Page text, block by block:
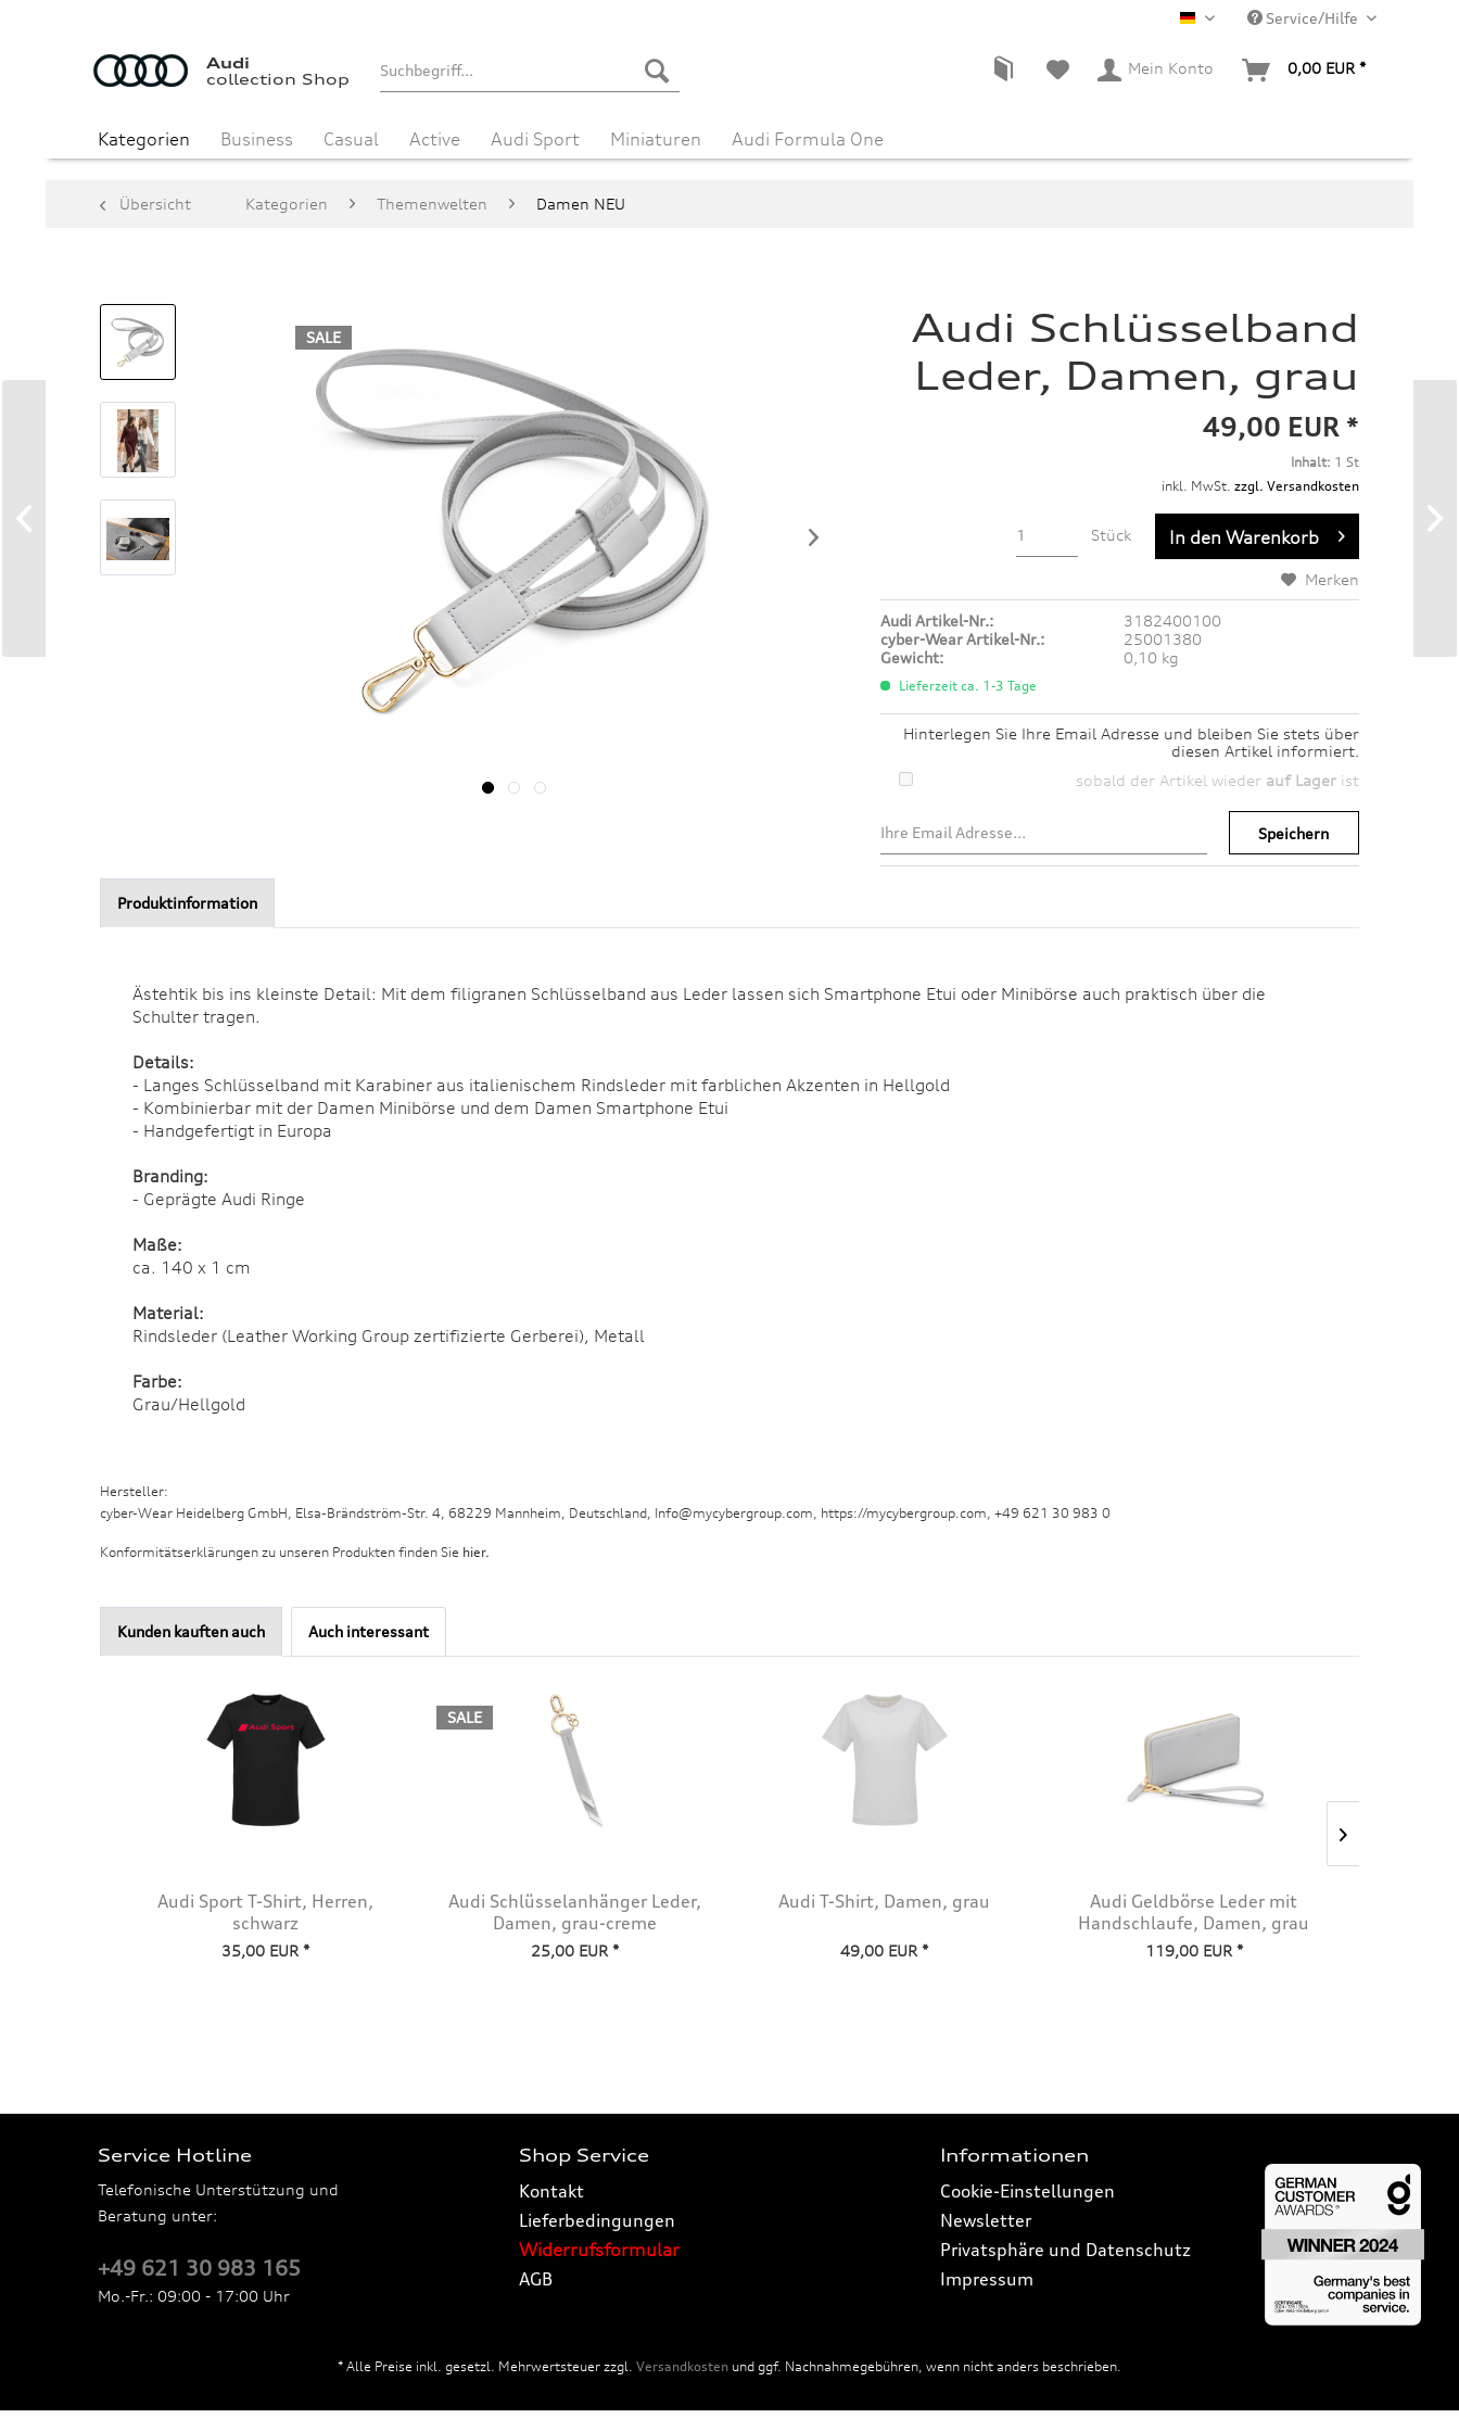
DE Service/Hilfe
Audi
collection Shop
Mein Konto 0,00 EUR *
Kategorien Business Casual Active Audi Sport Miniaturen Audi Formula One
Übersicht Kategorien Themenwelten Damen NEU
SALE
Audi Schlüsselband
Leder, Damen, grau
49,00 EUR *
Inhalt: 1 St
inkl. MwSt. zzgl. Versandkosten
Stück In den Warenkorb
Merken
Audi Artikel-Nr.:
3182400100
cyber-Wear Artikel-Nr.:
25001380
Gewicht:
0,10 kg
Lieferzeit ca. 1-3 Tage
Hinterlegen Sie Ihre Email Adresse und bleiben Sie stets über
diesen Artikel informiert.
sobald der Artikel wieder auf Lagerist
Speichern
Produktinformation
Ästehtik bis ins kleinste Detail: Mit dem filigranen Schlüsselband aus Leder lassen sich Smartphone Etui oder Minibörse auch praktisch über die
Schulter tragen.
Details:
- Langes Schlüsselband mit Karabiner aus italienischem Rindsleder mit farblichen Akzenten in Hellgold
- Kombinierbar mit der Damen Minibörse und dem Damen Smartphone Etui
- Handgefertigt in Europa
Branding:
- Geprägte Audi Ringe
Maße:
ca. 140 x 1 cm
Material:
Rindsleder (Leather Working Group zertifizierte Gerberei), Metall
Farbe:
Grau/Hellgold
Hersteller:
cyber-Wear Heidelberg GmbH, Elsa-Brändström-Str. 4, 68229 Mannheim, Deutschland, Info@mycybergroup.com, https://mycybergroup.com, +49 621 30 983 0
Konformitätserklärungen zu unseren Produkten finden Sie hier.
Kunden kauften auch Auch interessant
Audi Sport T-Shirt, Herren,
schwarz
35,00 EUR *
SALE
Audi Schlüsselanhänger Leder,
Damen, grau-creme
25,00 EUR *
Audi T-Shirt, Damen, grau
49,00 EUR *
Audi Geldbörse Leder mit
Handschlaufe, Damen, grau
119,00 EUR *
Service Hotline
Telefonische Unterstützung und
Beratung unter:
+49 621 30 983 165
Mo.-Fr.: 09:00 - 17:00 Uhr
Shop Service
Kontakt
Lieferbedingungen
Widerrufsformular
AGB
Informationen
Cookie-Einstellungen
Newsletter
Privatsphäre und Datenschutz
Impressum
* Alle Preise inkl. gesetzl. Mehrwertsteuer zzgl. Versandkosten und ggf. Nachnahmegebühren, wenn nicht anders beschrieben.